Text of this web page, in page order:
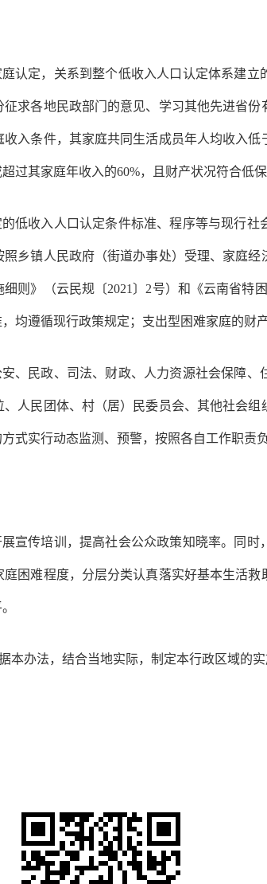
认定，关系到整个低收入人口认定体系建
求各地民政部门的意见、学习其他先进省
入条件，其家庭共同生活成员年人均收入
过其家庭年收入的60%，且财产状况符合低
低收入人口认定条件标准、程序等与现行
乡镇人民政府（街道办事处）受理、家庭
则》（云民规〔2021〕2号）和《云南省特
均遵循现行政策规定；支出型困难家庭的财
、民政、司法、财政、人力资源社会保障
人民团体、村（居）民委员会、其他社会
式实行动态监测、预警，按照各自工作职责
宣传培训，提高社会公众政策知晓率。同
困难程度，分层分类认真落实好基本生活救
办法，结合当地实际，制定本行政区域的实